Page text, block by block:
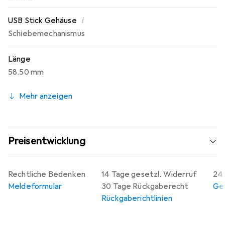
USB Stick Gehäuse i
Schiebemechanismus
Länge
58.50 mm
Mehr anzeigen
Preisentwicklung
14 Tage gesetzl. Widerruf
30 Tage Rückgaberecht
Rückgaberichtlinien
24
Rechtliche Bedenken
Meldeformular